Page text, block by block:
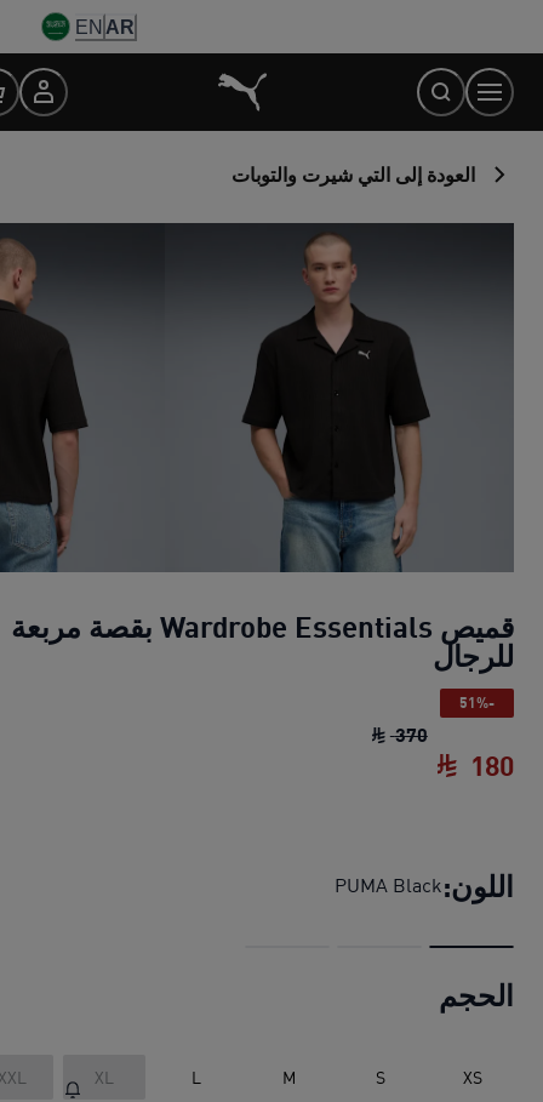
Content
AR
EN
العودة إلى التي شيرت والتوبات
قميص Wardrobe Essentials بقصة مربعة
للرجال
-51%
370 قميص Wardrobe Essentials بقصة مربعة للرجال
180
اللون:PUMA Black
الحجم
XS
S
M
L
XL